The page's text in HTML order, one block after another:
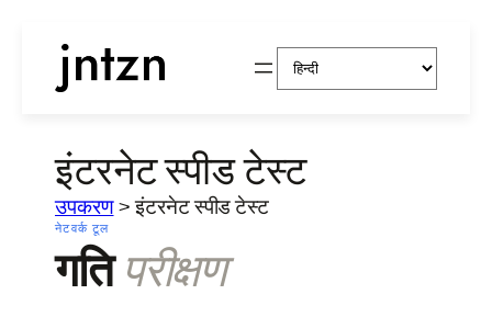
एक
भाषा
इंटरनेट स्पीड टेस्ट
उपकरण>इंटरनेट स्पीड टेस्ट
नेटवर्क टूल
गतिपरीक्षण